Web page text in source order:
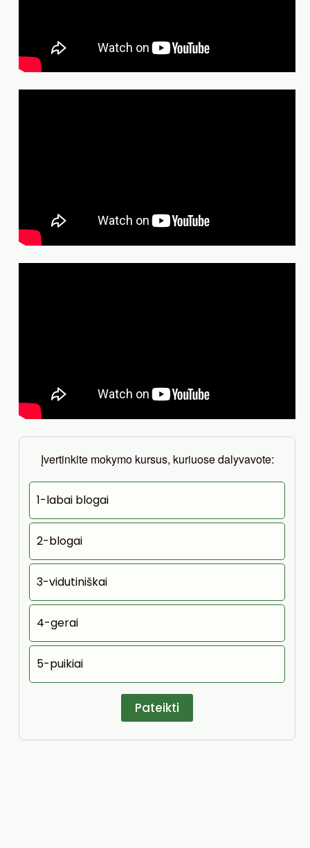
Įvertinkite mokymo kursus, kuriuose dalyvavote:
1-labai blogai
2-blogai
3-vidutiniškai
4-gerai
5-puikiai